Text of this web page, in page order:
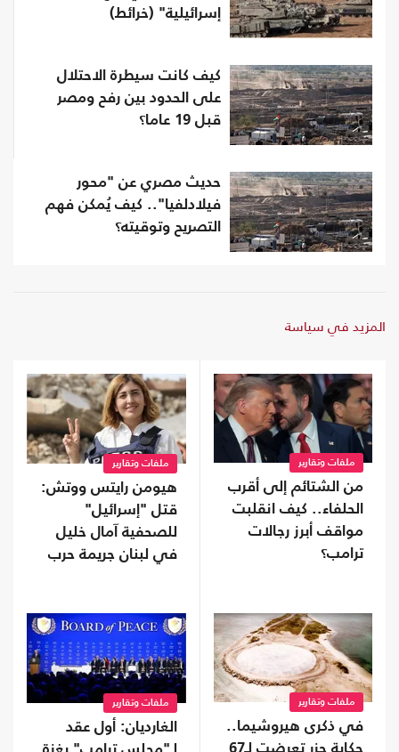
إسرائيلية" (خرائط)
كيف كانت سيطرة الاحتلال
على الحدود بين رفح ومصر
قبل 19 عاما؟
حديث مصري عن "محور
فيلادلفيا".. كيف يُمكن فهم
التصريح وتوقيته؟
المزيد في سياسة
ملفات وتقارير
من الشتائم إلى أقرب
الحلفاء.. كيف انقلبت
مواقف أبرز رجالات
ترامب؟
ملفات وتقارير
هيومن رايتس ووتش:
قتل "إسرائيل"
للصحفية آمال خليل
في لبنان جريمة حرب
ملفات وتقارير
في ذكرى هيروشيما..
ملفات وتقارير
الغارديان: أول عقد